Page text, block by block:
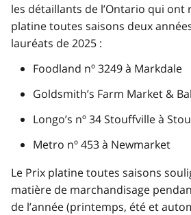
les détaillants de l’Ontario qui
platine toutes saisons deux
lauréats de 2025 :
Foodland nº 3249 à Markdale
Goldsmith’s Farm Market &
Longo’s nº 34 Stouffville à
Metro nº 453 à Newmarket
Le Prix platine toutes saisons
matière de marchandisage
de l’année (printemps, été et